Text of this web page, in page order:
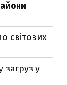
світових
загруз у